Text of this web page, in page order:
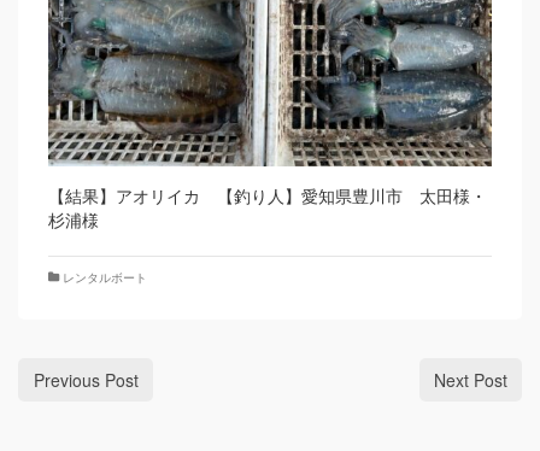
【結果】アオリイカ 【釣り人】愛知県豊川市 太田様・
杉浦様
レンタルボート
Previous Post Next Post